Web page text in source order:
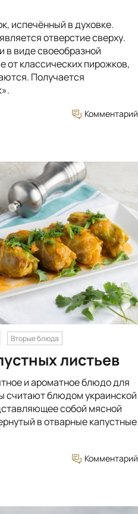
испечённый в духовке.
отверстие сверху.
в виде своеобразной
от классических пирожков,
Получается
Комментарий
Вторые блюда
листьев
и ароматное блюдо для
считают блюдом украинской
собой мясной
в отварные капустные
Комментарий